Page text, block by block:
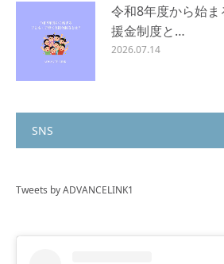
令和8年度から始
援金制度と…
2026.07.14
SNS
Tweets by ADVANCELINK1